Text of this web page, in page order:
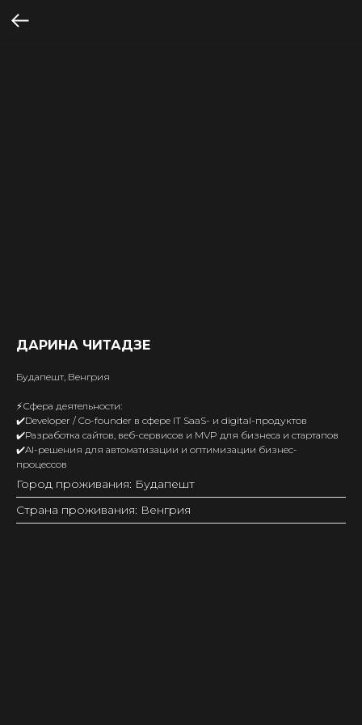
ДАРИНА ЧИТАДЗЕ
Будапешт, Венгрия
⚡️Сфера деятельности:
✔️Developer / Co-founder в сфере IT SaaS- и digital-продуктов
✔️Разработка сайтов, веб-сервисов и MVP для бизнеса и стартапов
✔️AI-решения для автоматизации и оптимизации бизнес-
процессов
Город проживания: Будапешт
Страна проживания: Венгрия